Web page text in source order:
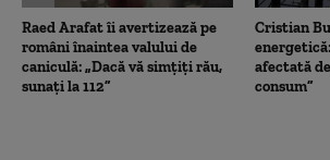
Raed Arafat îi avertizează pe
români înaintea valului de
caniculă: „Dacă vă simțiți rău,
sunați la 112”
Cristian
afectată
consum”